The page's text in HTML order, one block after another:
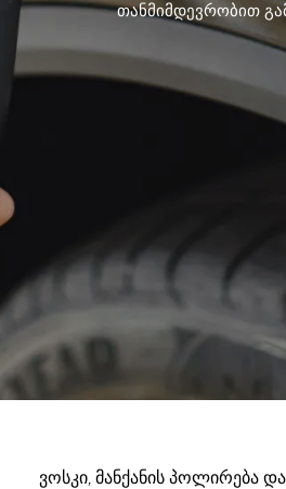
თანმიმდევრობით
ვოსკი, მანქანის პოლირება და